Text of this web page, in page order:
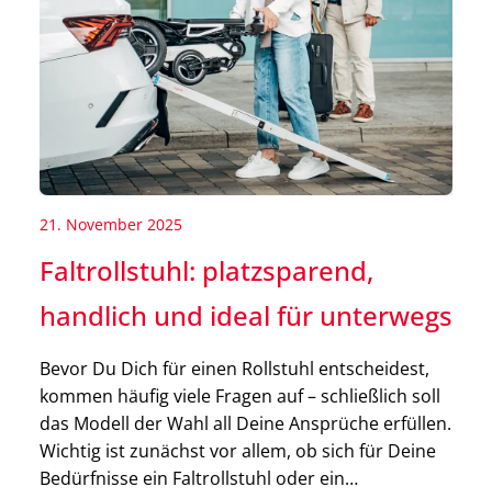
21. November 2025
Faltrollstuhl: platzsparend,
handlich und ideal für unterwegs
Bevor Du Dich für einen Rollstuhl entscheidest,
kommen häufig viele Fragen auf – schließlich soll
das Modell der Wahl all Deine Ansprüche erfüllen.
Wichtig ist zunächst vor allem, ob sich für Deine
Bedürfnisse ein Faltrollstuhl oder ein